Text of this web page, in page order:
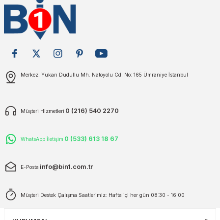
Merkez: Yukarı Dudullu Mh. Natoyolu Cd. No: 165 Ümraniye İstanbul
Müşteri Hizmetleri 0 (216) 540 2270
WhatsApp İletişim 0 (533) 613 18 67
E-Posta info@bin1.com.tr
Müşteri Destek Çalışma Saatlerimiz: Hafta içi her gün 08:30 - 16:00